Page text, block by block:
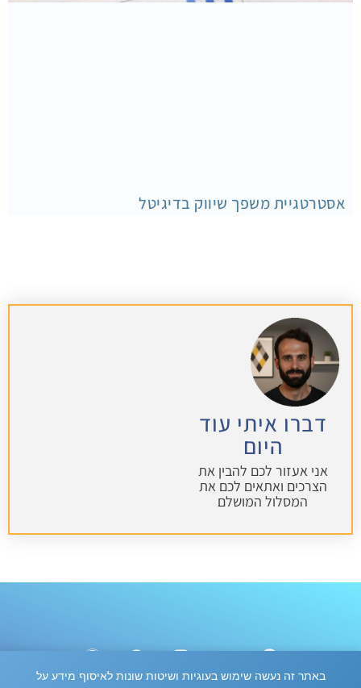
אסטרטגיית משפך שיווק בדיגיטל
דברו איתי עוד
היום
אני אעזור לכם להבין את
הצרכים ואתאים לכם את
המסלול המושלם
באתר זה נעשה שימוש בעוגיות ושיטות שונות לאיסוף מידע על